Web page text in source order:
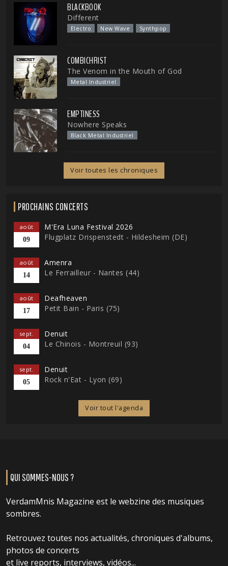
BLACKBOOK
Different
Electro New Wave Synthpop
COMBICHRIST
The Venom in the Mouth of God
Metal Industriel
EMPTINESS
Nowhere Speaks
Black Metal Industriel
Voir toutes les chroniques
PROCHAINS CONCERTS
août
09
M'Era Luna Festival 2026
Flugplatz Drispenstedt - Hildesheim (DE)
août
14
Amenra
Le Ferrailleur - Nantes (44)
août
17
Deafheaven
Petit Bain - Paris (75)
sept.
04
Denuit
Le Chinois - Montreuil (93)
sept.
05
Denuit
Rock n'Eat - Lyon (69)
Voir tout l'agenda
QUI SOMMES-NOUS ?
VerdamMnis Magazine est le webzine des musiques
sombres.
Retrouvez toutes nos actualités, chroniques d'albums,
photos de concerts
et live reports, interviews, vidéos...